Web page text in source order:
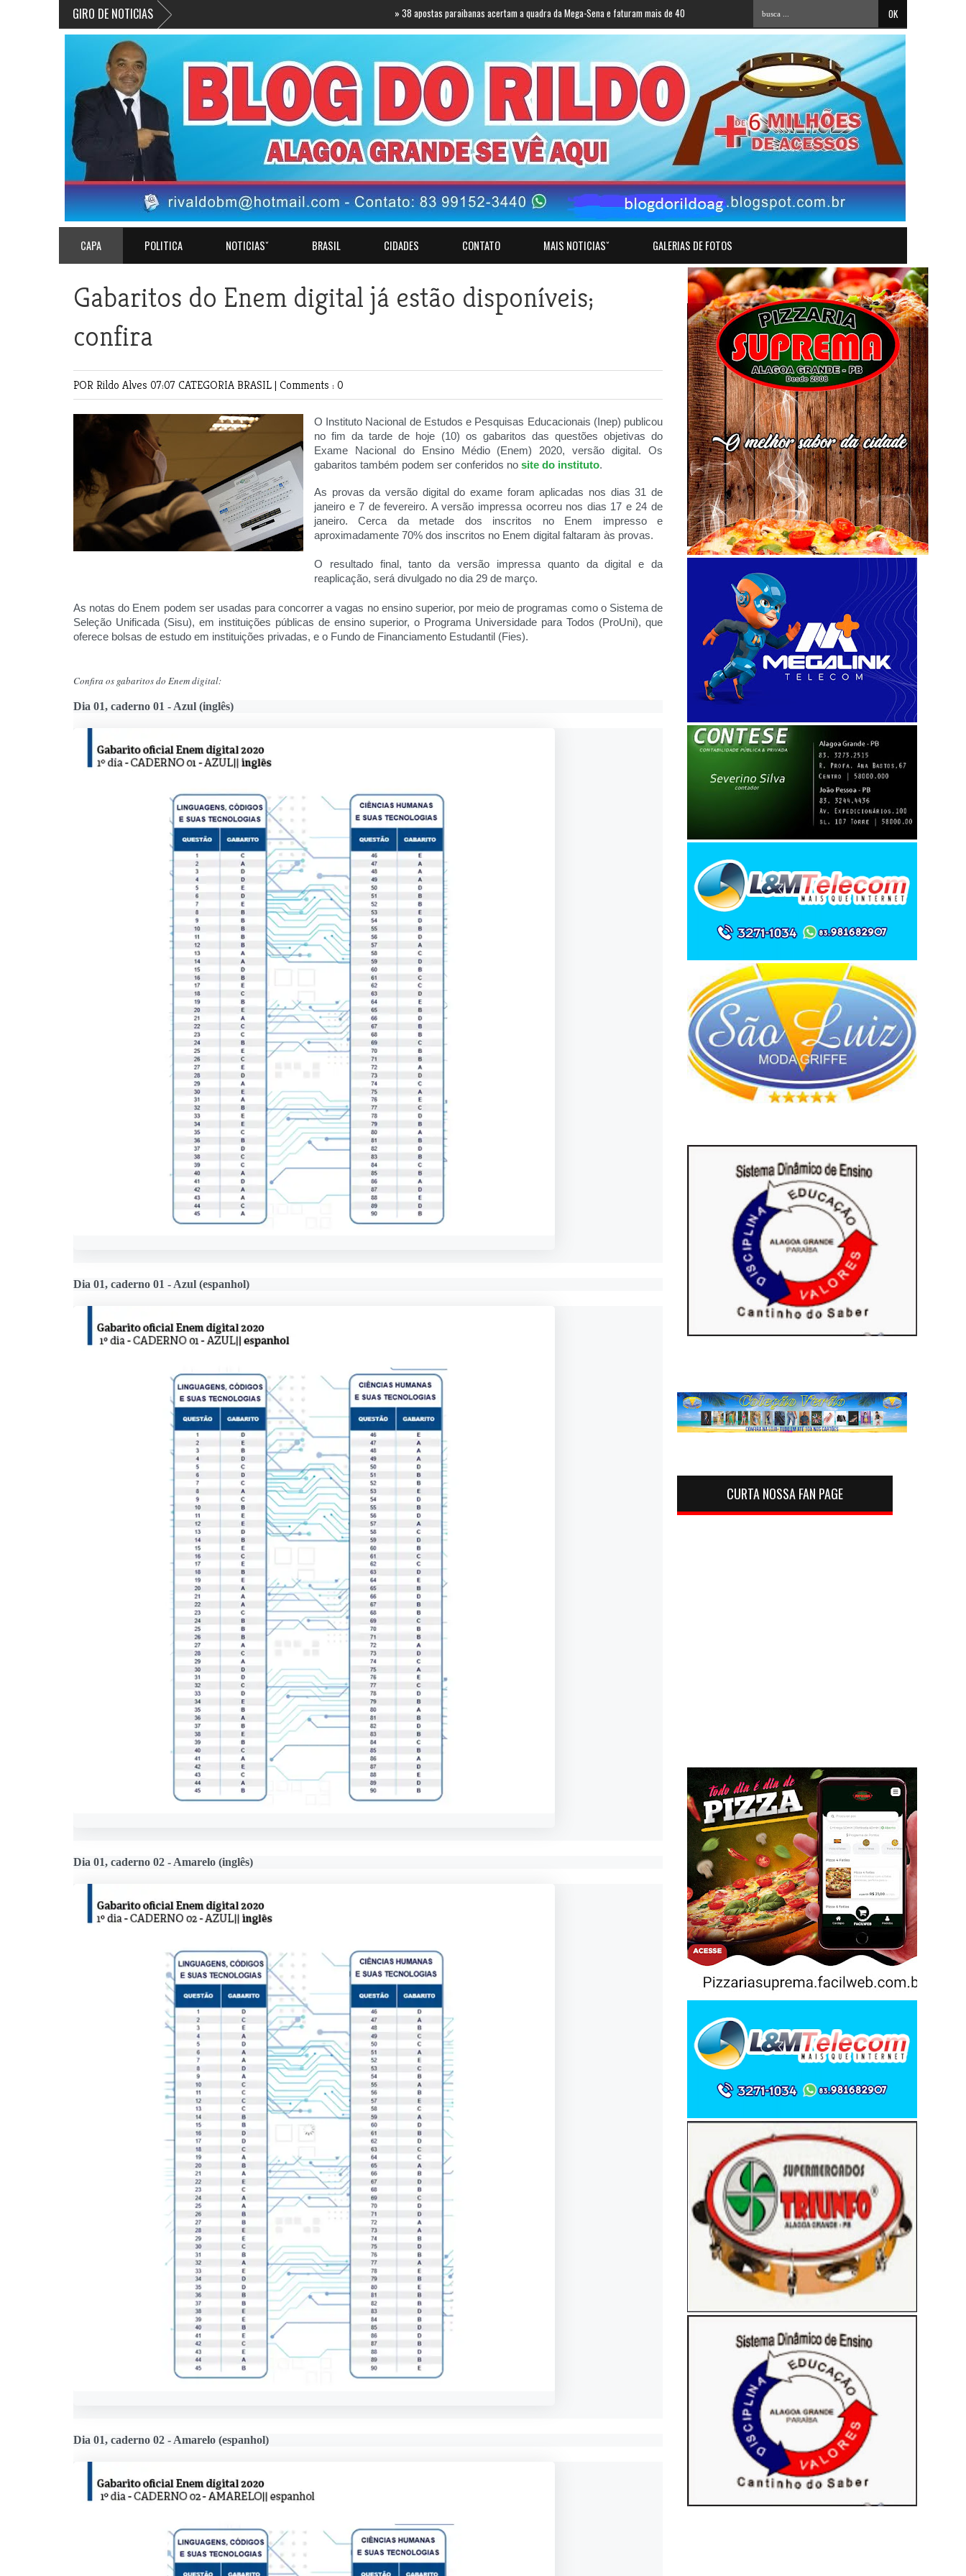
GIRO DE NOTICIAS 38 apostas paraibanas acertam a quadra da Mega-Sena e faturam mais de 40 mil reais. Veja números Dois adolescentes são mortos a tiros na madrugada desta
CAPA POLITICA NOTICIASˇ BRASIL CIDADES CONTATO MAIS NOTICIASˇ GALERIAS DE FOTOS
Gabaritos do Enem digital já estão disponíveis;
confira
POR Rildo Alves 07:07 CATEGORIABRASIL| Comments : 0
O Instituto Nacional de Estudos e Pesquisas Educacionais (Inep) publicou
no fim da tarde de hoje (10) os gabaritos das questões objetivas do
Exame Nacional do Ensino Médio (Enem) 2020, versão digital. Os
gabaritos também podem ser conferidos no site do instituto.
As provas da versão digital do exame foram aplicadas nos dias 31 de
janeiro e 7 de fevereiro. A versão impressa ocorreu nos dias 17 e 24 de
janeiro. Cerca da metade dos inscritos no Enem impresso e
aproximadamente 70% dos inscritos no Enem digital faltaram às provas.
O resultado final, tanto da versão impressa quanto da digital e da
reaplicação, será divulgado no dia 29 de março.
As notas do Enem podem ser usadas para concorrer a vagas no ensino superior, por meio de programas como o Sistema de
Seleção Unificada (Sisu), em instituições públicas de ensino superior, o Programa Universidade para Todos (ProUni), que
oferece bolsas de estudo em instituições privadas, e o Fundo de Financiamento Estudantil (Fies).
Confira os gabaritos do Enem digital:
Dia 01, caderno 01 - Azul (inglês)
Dia 01, caderno 01 - Azul (espanhol)
Dia 01, caderno 02 - Amarelo (inglês)
Dia 01, caderno 02 - Amarelo (espanhol)
CURTA NOSSA FAN PAGE